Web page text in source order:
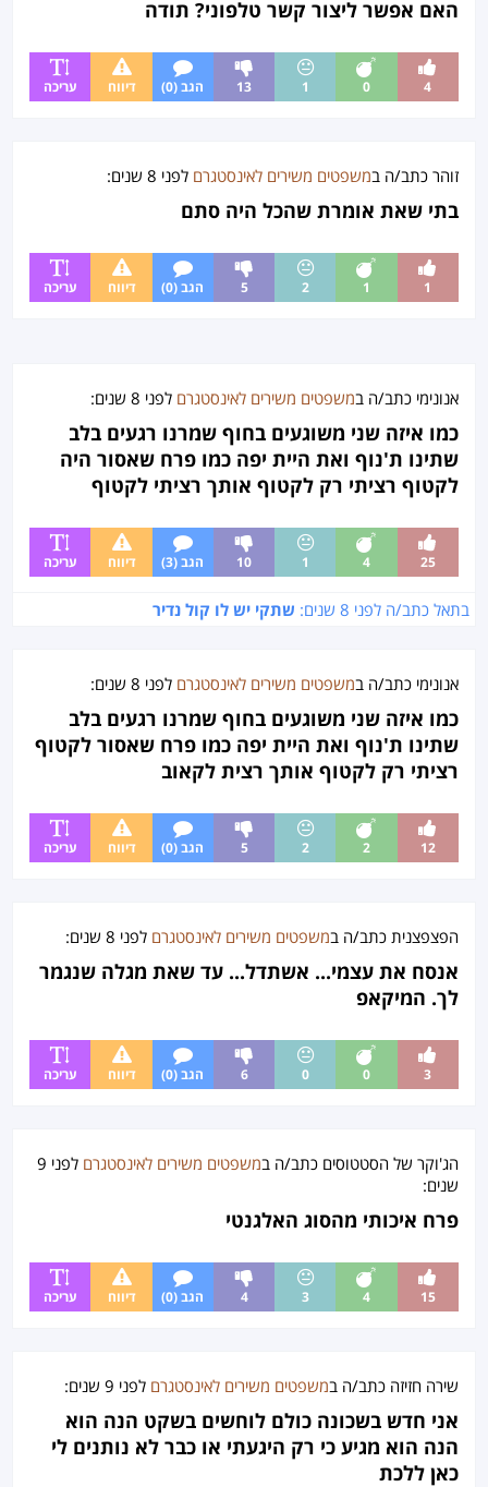
האם אפשר ליצור קשר טלפוני? תודה
4
0
1
13 הגב (0) דיווח עריכה
זוהר כתב/ה במשפטים משירים לאינסטגרם לפני 8 שנים :
בתי שאת אומרת שהכל היה סתם
1
1
2
5 הגב (0) דיווח עריכה
אנונימי כתב/ה במשפטים משירים לאינסטגרם לפני 8 שנים :
כמו איזה שני משוגעים בחוף שמרנו רגעים בלב
שתינו ת'נוף ואת היית יפה כמו פרח שאסור היה
לקטוף רציתי רק לקטוף אותך רציתי לקטוף
25
4
1
10 הגב (3) דיווח עריכה
בתאל כתב/ה לפני 8 שנים : שתקי יש לו קול נדיר
אנונימי כתב/ה במשפטים משירים לאינסטגרם לפני 8 שנים :
כמו איזה שני משוגעים בחוף שמרנו רגעים בלב
שתינו ת'נוף ואת היית יפה כמו פרח שאסור לקטוף
רציתי רק לקטוף אותך רצית לקאוב
12
2
2
5 הגב (0) דיווח עריכה
הפצפצנית כתב/ה במשפטים משירים לאינסטגרם לפני 8 שנים :
אנסח את עצמי... אשתדל... עד שאת מגלה שנגמר
לך. המיקאפ
3
0
0
6 הגב (0) דיווח עריכה
הג'וקר של הסטטוסיםכתב/ה במשפטים משירים לאינסטגרם לפני 9
שנים:
פרח איכותי מהסוג האלגנטי
15
4
3
4 הגב (0) דיווח עריכה
שירה חזיזהכתב/ה במשפטים משירים לאינסטגרם לפני 9 שנים :
אני חדש בשכונה כולם לוחשים בשקט הנה הוא
הנה הוא מגיע כי רק היגעתי או כבר לא נותנים לי
כאן ללכת